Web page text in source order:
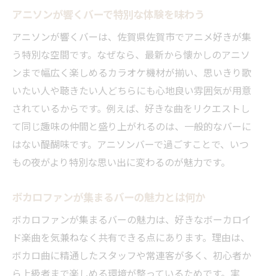
サブカル空間で過ごす特別な夜の魅力
バーでサブカルチャーを体感できる夜の楽
しみ
アニメやボカロの話題が弾むバーの雰囲気
とは
サブカルバーで休日を満喫する過ごし方の
提案
趣味仲間と集うバーの新たなサブカル体験
佐賀の夜を彩るサブカルバーのおすすめポ
イント
カラオケでアニメ曲を満喫する方法とは
バーでアニソンカラオケを満喫するコツ
アニソンが響くバーで特別な体験を味わう
アニソンが響くバーは、佐賀県佐賀市でアニメ好きが集
う特別な空間です。なぜなら、最新から懐かしのアニソ
ンまで幅広く楽しめるカラオケ機材が揃い、思いきり歌
いたい人や聴きたい人どちらにも心地良い雰囲気が用意
されているからです。例えば、好きな曲をリクエストし
て同じ趣味の仲間と盛り上がれるのは、一般的なバーに
はない醍醐味です。アニソンバーで過ごすことで、いつ
もの夜がより特別な思い出に変わるのが魅力です。
ボカロファンが集まるバーの魅力とは何か
ボカロファンが集まるバーの魅力は、好きなボーカロイ
ド楽曲を気兼ねなく共有できる点にあります。理由は、
ボカロ曲に精通したスタッフや常連客が多く、初心者か
ら上級者まで楽しめる環境が整っているためです。実